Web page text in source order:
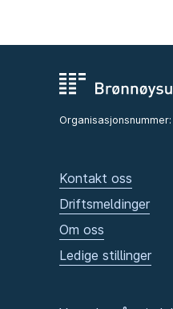
Organisasjonsnummer:
Kontakt oss
Driftsmeldinger
Om oss
Ledige stillinger